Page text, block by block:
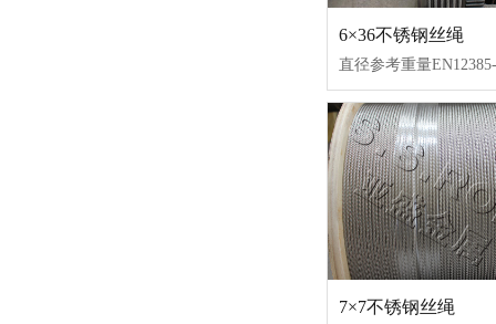
6×36不锈钢丝绳
7×7不锈钢丝绳